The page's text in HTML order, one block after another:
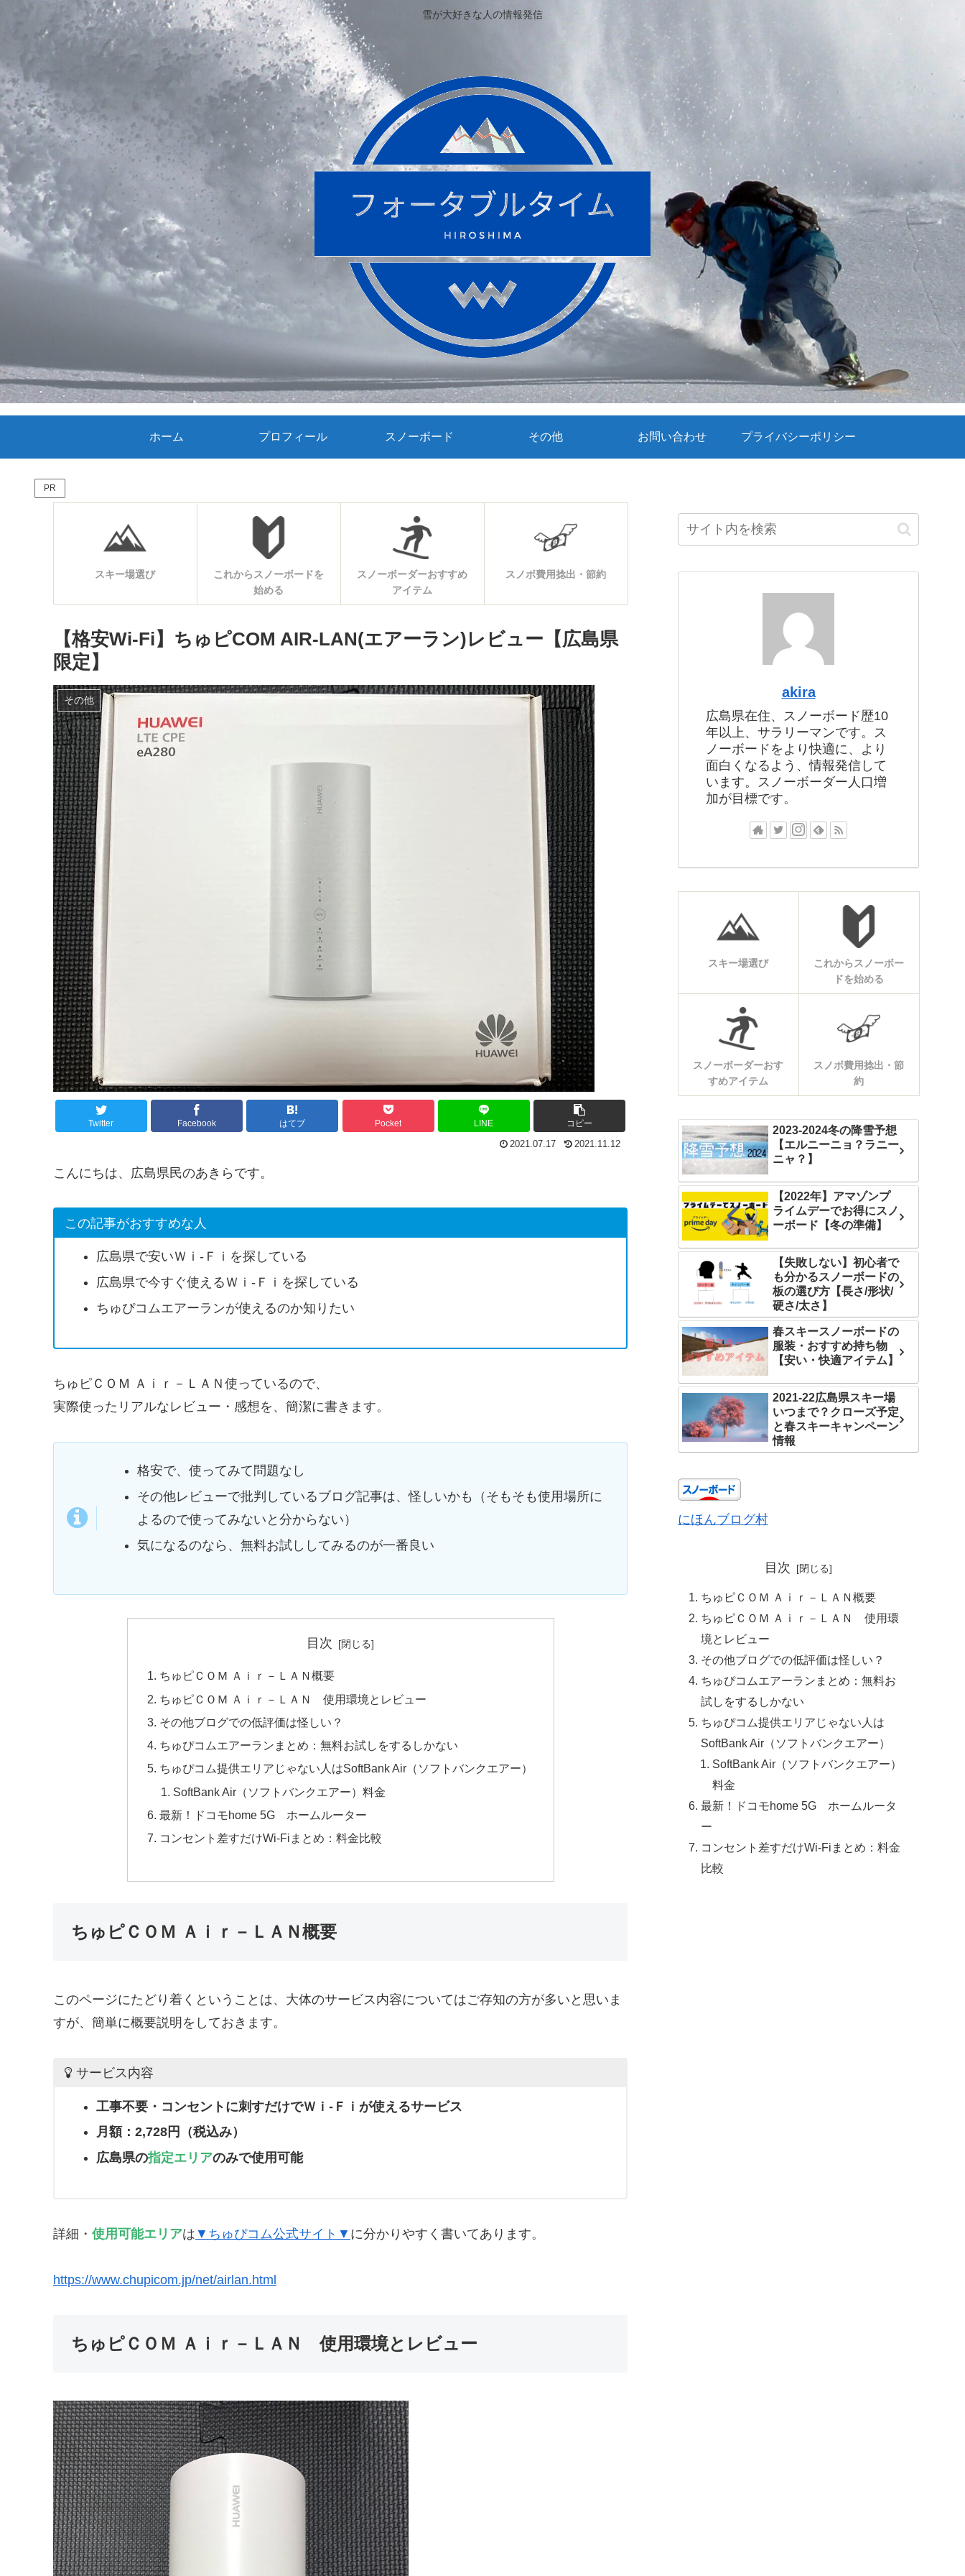
雪が大好きな人の情報発信
ホーム プロフィール スノーボード その他 お問い合わせ プライバシーポリシー
PR
スキー場選び
これからスノーボードを
始める
スノーボーダーおすすめ
アイテム
スノボ費用捻出・節約
【格安Wi-Fi】ちゅピCOM AIR-LAN(エアーラン)レビュー【広島県
限定】
その他
Twitter Facebook はてブ Pocket LINE コピー
2021.07.17 2021.11.12
こんにちは、広島県民のあきらです。
この記事がおすすめな人
広島県で安いＷｉ-Ｆｉを探している
広島県で今すぐ使えるＷｉ-Ｆｉを探している
ちゅぴコムエアーランが使えるのか知りたい
ちゅピＣＯＭ Ａｉｒ－ＬＡＮ使っているので、
実際使ったリアルなレビュー・感想を、簡潔に書きます。
格安で、使ってみて問題なし
その他レビューで批判しているブログ記事は、怪しいかも（そもそも使用場所に
よるので使ってみないと分からない）
気になるのなら、無料お試ししてみるのが一番良い
目次
ちゅピＣＯＭ Ａｉｒ－ＬＡＮ概要
ちゅピＣＯＭ Ａｉｒ－ＬＡＮ 使用環境とレビュー
その他ブログでの低評価は怪しい？
ちゅぴコムエアーランまとめ：無料お試しをするしかない
ちゅぴコム提供エリアじゃない人はSoftBank Air（ソフトバンクエアー）
SoftBank Air（ソフトバンクエアー）料金
最新！ドコモhome 5G ホームルーター
コンセント差すだけWi-Fiまとめ：料金比較
ちゅピＣＯＭ Ａｉｒ－ＬＡＮ概要
このページにたどり着くということは、大体のサービス内容についてはご存知の方が多いと思いま
すが、簡単に概要説明をしておきます。
サービス内容
工事不要・コンセントに刺すだけでＷｉ-Ｆｉが使えるサービス
月額：2,728円（税込み）
広島県の指定エリアのみで使用可能
詳細・ 使用可能エリアは ▼ちゅぴコム公式サイト▼ に分かりやすく書いてあります。
https://www.chupicom.jp/net/airlan.html
ちゅピＣＯＭ Ａｉｒ－ＬＡＮ 使用環境とレビュー
akira
広島県在住、スノーボード歴10
年以上、サラリーマンです。ス
ノーボードをより快適に、より
面白くなるよう、情報発信して
います。スノーボーダー人口増
加が目標です。
スキー場選び
これからスノーボー
ドを始める
スノーボーダーおす
すめアイテム
スノボ費用捻出・節
約
2023-2024冬の降雪予想
【エルニーニョ？ラニー
ニャ？】
【2022年】アマゾンプ
ライムデーでお得にスノ
ーボード【冬の準備】
【失敗しない】初心者で
も分かるスノーボードの
板の選び方【長さ/形状/
硬さ/太さ】
春スキースノーボードの
服装・おすすめ持ち物
【安い・快適アイテム】
2021-22広島県スキー場
いつまで？クローズ予定
と春スキーキャンペーン
情報
にほんブログ村
目次
ちゅピＣＯＭ Ａｉｒ－ＬＡＮ概要
ちゅピＣＯＭ Ａｉｒ－ＬＡＮ 使用環
境とレビュー
その他ブログでの低評価は怪しい？
ちゅぴコムエアーランまとめ：無料お
試しをするしかない
ちゅぴコム提供エリアじゃない人は
SoftBank Air（ソフトバンクエアー）
SoftBank Air（ソフトバンクエアー）
料金
最新！ドコモhome 5G ホームルータ
ー
コンセント差すだけWi-Fiまとめ：料金
比較